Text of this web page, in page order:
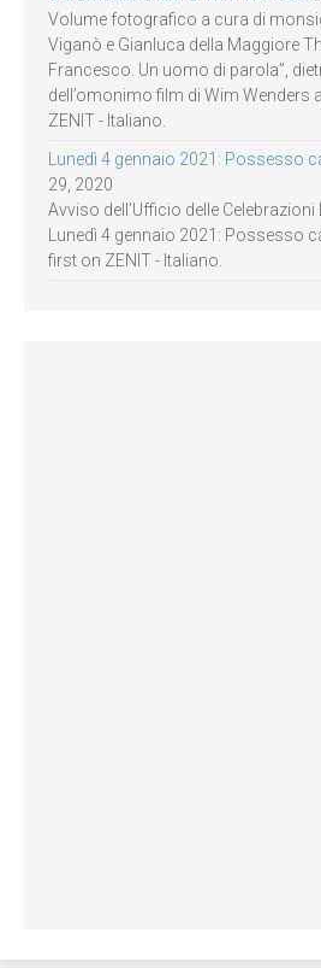
Volume fotografico a cura di
Viganò e Gianluca della Maggiore
Francesco. Un uomo di parola”,
dell’omonimo film di Wim Wenders
ZENIT - Italiano.
Lunedì 4 gennaio 2021: Possesso
29, 2020
Avviso dell’Ufficio delle
Lunedì 4 gennaio 2021: Possesso
first on ZENIT - Italiano.